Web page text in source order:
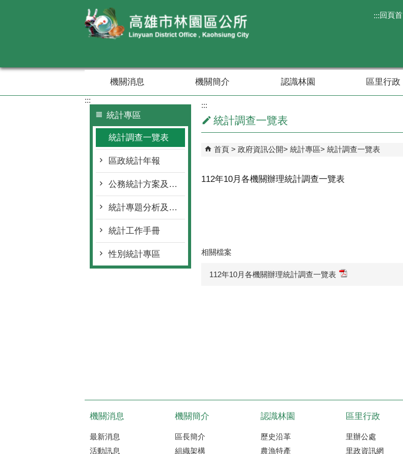
:::回頁首
機關消息 機關簡介 認識林園 區里行政
:::
統計專區
統計調查一覽表
區政統計年報
公務統計方案及報表程式
統計專題分析及通報
統計工作手冊
性別統計專區
:::
統計調查一覽表
首頁 政府資訊公開 統計專區 統計調查一覽表
112年10月各機關辦理統計調查一覽表
相關檔案
112年10月各機關辦理統計調查一覽表
機關消息
最新消息
活動訊息
機關簡介
區長簡介
組織架構
認識林園
歷史沿革
農漁特產
區里行政
里辦公處
里政資訊網